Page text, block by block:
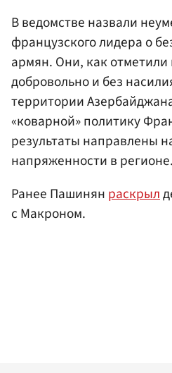
В ведомстве назвали
французского лидера о
армян. Они, как отметили
добровольно и без
территории
«коварной» политику
результаты направлены
напряженности в регионе.
Ранее Пашинян раскрыл
с Макроном.